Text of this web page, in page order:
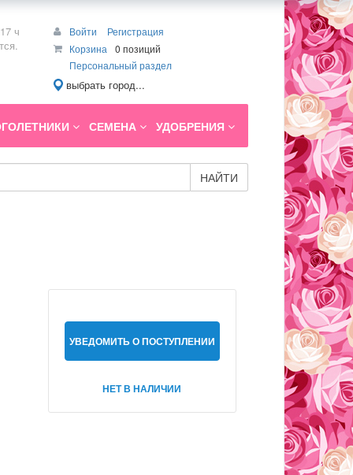
ч
Войти
Регистрация
Корзина
0 позиций
Персональный раздел
выбрать город...
СЕМЕНА УДОБРЕНИЯ
НАЙТИ
УВЕДОМИТЬ О ПОСТУПЛЕНИИ
НЕТ В НАЛИЧИИ